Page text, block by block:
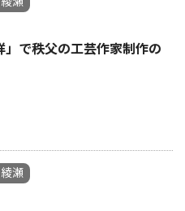
」で秩父の工芸作家制作の
瀬